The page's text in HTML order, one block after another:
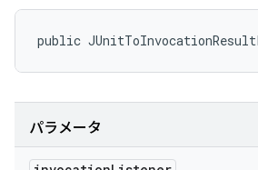
public
パラメータ